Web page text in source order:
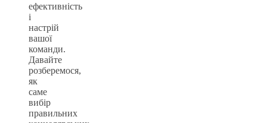
ефективність
і
настрій
вашої
команди.
Давайте
розберемося,
як
саме
вибір
правильних